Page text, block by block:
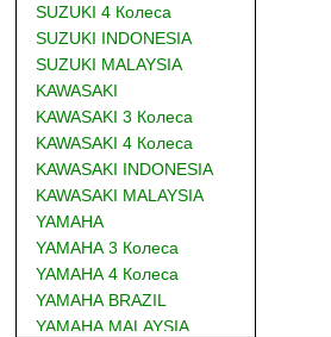
SUZUKI 4 Колеса
SUZUKI INDONESIA
SUZUKI MALAYSIA
KAWASAKI
KAWASAKI 3 Колеса
KAWASAKI 4 Колеса
KAWASAKI INDONESIA
KAWASAKI MALAYSIA
YAMAHA
YAMAHA 3 Колеса
YAMAHA 4 Колеса
YAMAHA BRAZIL
YAMAHA MALAYSIA